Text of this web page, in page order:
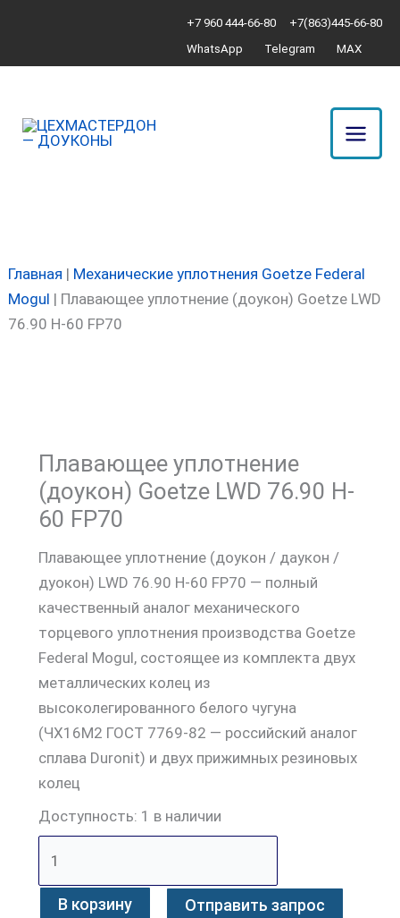
содержимому
+7 960 444-66-80
+7(863)445-66-80
WhatsApp
Telegram MAX
Главная | Механические уплотнения Goetze Federal
Mogul | Плавающее уплотнение (доукон) Goetze LWD
76.90 H-60 FP70
Плавающее уплотнение
(доукон) Goetze LWD 76.90 H-
60 FP70
Плавающее уплотнение (доукон / даукон /
дуокон) LWD 76.90 H-60 FP70 — полный
качественный аналог механического
торцевого уплотнения производства Goetze
Federal Mogul, состоящее из комплекта двух
металлических колец из
высоколегированного белого чугуна
(ЧХ16М2 ГОСТ 7769-82 — российский аналог
сплава Duronit) и двух прижимных резиновых
колец
Доступность: 1 в наличии
Плавающее
Goetze
В корзину Отправить запрос